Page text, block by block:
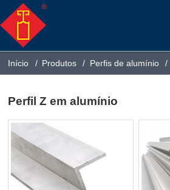
Início Produtos Perfis de alumínio
Perfil Z em alumínio